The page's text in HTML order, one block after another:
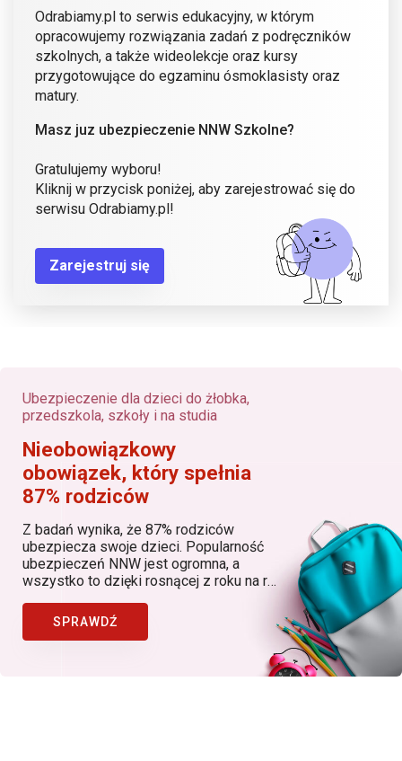
Odrabiamy.pl to serwis edukacyjny, w którym
opracowujemy rozwiązania zadań z podręczników
szkolnych, a także wideolekcje oraz kursy
przygotowujące do egzaminu ósmoklasisty oraz
matury.
Masz juz ubezpieczenie NNW Szkolne?
Gratulujemy wyboru!
Kliknij w przycisk poniżej, aby zarejestrować się do
serwisu Odrabiamy.pl!
Zarejestruj się
Ubezpieczenie dla dzieci do żłobka,
przedszkola, szkoły i na studia
Nieobowiązkowy
obowiązek, który spełnia
87% rodziców
Z badań wynika, że 87% rodziców
ubezpiecza swoje dzieci. Popularność
ubezpieczeń NNW jest ogromna, a
wszystko to dzięki rosnącej z roku na rok
produktów, w których znaczącą rolę
odgrywa Bezpieczny.pl (Generali Polska)
SPRAWDŹ